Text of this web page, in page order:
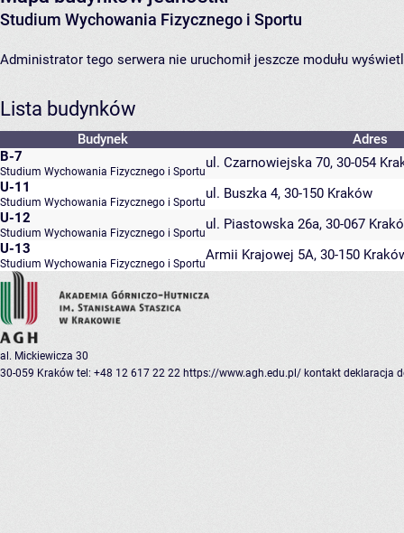
Studium Wychowania Fizycznego i Sportu
Administrator tego serwera nie uruchomił jeszcze modułu
Lista budynków
Budynek
Adres
B-7
Studium Wychowania Fizycznego i Sportu
ul. Czarnowiejska 70, 30-054
U-11
Studium Wychowania Fizycznego i Sportu
ul. Buszka 4, 30-150 Kraków
U-12
Studium Wychowania Fizycznego i Sportu
ul. Piastowska 26a, 30-067
U-13
Studium Wychowania Fizycznego i Sportu
Armii Krajowej 5A, 30-150
al. Mickiewicza 30
30-059 Kraków tel: +48 12 617 22 22 https://www.agh.edu.pl/ kontakt deklaracja